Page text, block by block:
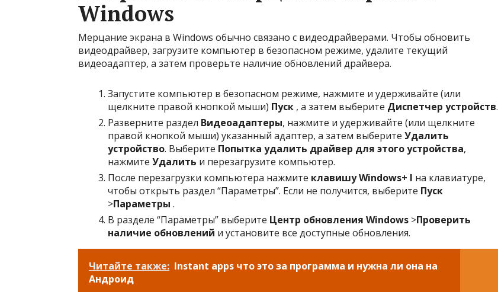
Windows
Мерцание экрана в Windows обычно связано с видеодрайверами. Чтобы обновить
видеодрайвер, загрузите компьютер в безопасном режиме, удалите текущий
видеоадаптер, а затем проверьте наличие обновлений драйвера.
Запустите компьютер в безопасном режиме, нажмите и удерживайте (или
щелкните правой кнопкой мыши) Пуск , а затем выберите Диспетчер устройств.
Разверните раздел Видеоадаптеры, нажмите и удерживайте (или щелкните
правой кнопкой мыши) указанный адаптер, а затем выберите Удалить
устройство. Выберите Попытка удалить драйвер для этого устройства,
нажмите Удалить и перезагрузите компьютер.
После перезагрузки компьютера нажмите клавишу Windows+ I на клавиатуре,
чтобы открыть раздел “Параметры”. Если не получится, выберите Пуск
>Параметры .
В разделе “Параметры” выберите Центр обновления Windows >Проверить
наличие обновлений и установите все доступные обновления.
Читайте также: Instant apps что это за программа и нужна ли она на
Андроид